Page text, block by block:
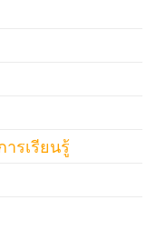
รเรียนรู้